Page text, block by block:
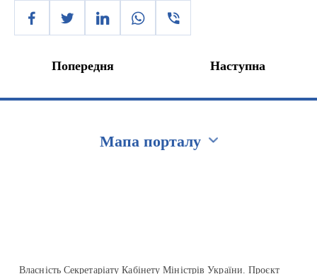
Попередня Наступна
Мапа порталу
Власність Секретаріату Кабінету Міністрів України. Проєкт